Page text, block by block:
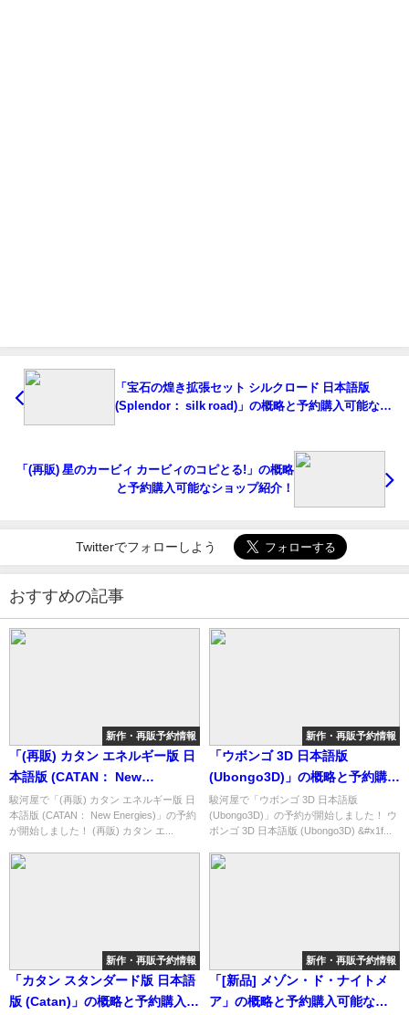
「宝石の煌き拡張セット シルクロード 日本語版
(Splendor： silk road)」の概略と予約購入可能なシ
「(再販) 星のカービィ カービィのコピとる!」の概略
と予約購入可能なショップ紹介！
Twitterでフォローしよう
おすすめの記事
新作・再販予約情報
「(再販) カタン エネルギー版 日
本語版 (CATAN： New
Energies)」の概略と予約購入可
能なショップ紹介！
駿河屋で「(再販) カタン エネルギー版 日
本語版 (CATAN： New Energies)」の予約
が開始しました！ (再販) カタン エ...
新作・再販予約情報
「ウボンゴ 3D 日本語版
(Ubongo3D)」の概略と予約購入
可能なショップ紹介！
駿河屋で「ウボンゴ 3D 日本語版
(Ubongo3D)」の予約が開始しました！ ウ
ボンゴ 3D 日本語版 (Ubongo3D) &#x1f...
新作・再販予約情報
「カタン スタンダード版 日本語
版 (Catan)」の概略と予約購入可
新作・再販予約情報
「[新品] メゾン・ド・ナイトメ
ア」の概略と予約購入可能なシ